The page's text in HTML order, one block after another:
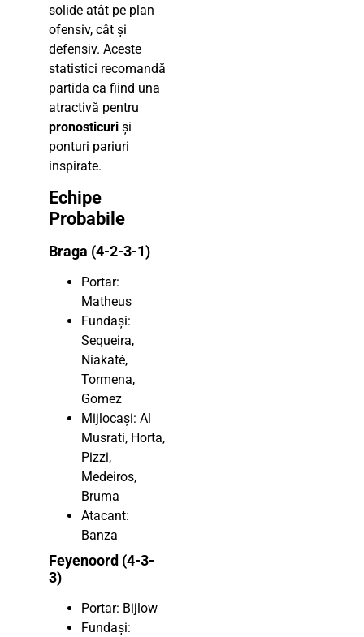
solide atât pe plan
ofensiv, cât și
defensiv. Aceste
statistici recomandă
partida ca fiind una
atractivă pentru
pronosticuri și
ponturi pariuri
inspirate.
Echipe
Probabile
Braga (4-2-3-1)
Portar:
Matheus
Fundași:
Sequeira,
Niakaté,
Tormena,
Gomez
Mijlocași: Al
Musrati, Horta,
Pizzi,
Medeiros,
Bruma
Atacant:
Banza
Feyenoord (4-3-
3)
Portar: Bijlow
Fundași: